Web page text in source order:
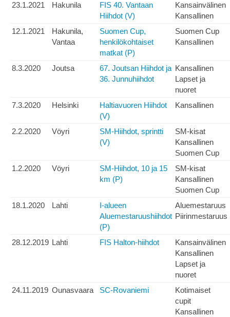
23.1.2021
Hakunila
FIS 40. Vantaan
Hiihdot (V)
Kansainvälinen
Kansallinen
12.1.2021
Hakunila,
Vantaa
Suomen Cup,
henkilökohtaiset
matkat (P)
Suomen Cup
Kansallinen
8.3.2020 Joutsa
67. Joutsan Hiihdot ja
36. Junnuhiihdot
Kansallinen
Lapset ja
nuoret
7.3.2020
Helsinki
Haltiavuoren Hiihdot
(V)
Kansallinen
2.2.2020 Vöyri
SM-Hiihdot, sprintti
(V)
SM-kisat
Kansallinen
Suomen Cup
1.2.2020
Vöyri
SM-Hiihdot, 10 ja 15
km (P)
SM-kisat
Kansallinen
Suomen Cup
18.1.2020
Lahti
I-alueen
Aluemestaruushiihdot
(P)
Aluemestaruus
Piirinmestaruus
28.12.2019 Lahti FIS Halton-hiihdot
Kansainvälinen
Kansallinen
Lapset ja
nuoret
24.11.2019 Ounasvaara SC-Rovaniemi
Kotimaiset
cupit
Kansallinen